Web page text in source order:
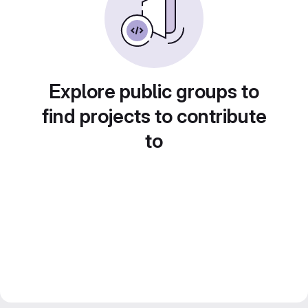
Explore public groups to
find projects to contribute
to